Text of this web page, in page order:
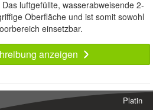
luftgefüllte, wasserabweisende 2-
Oberfläche und ist somit sowohl
einsetzbar.
anzeigen
Platin